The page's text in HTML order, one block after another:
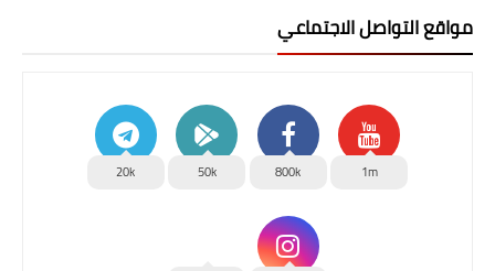
مواقع التواصل الاجتماعي
1m
800k
50k
20k